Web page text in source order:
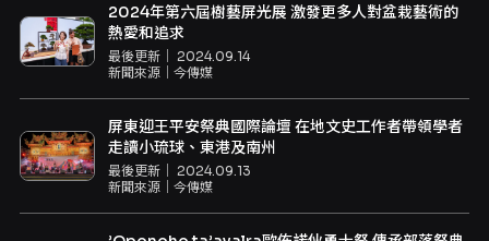
2024年第六屆樹藝屏光展 激發更多人對盆栽藝術的
熱愛和追求
最後更新｜ 2024.09.14
新聞來源｜ 今傳媒
屏東迎王平安祭典國際論壇 在地文史工作者帶領學者
走讀小琉球、東港及南州
最後更新｜ 2024.09.13
新聞來源｜ 今傳媒